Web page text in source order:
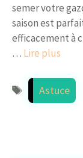
semer votre
saison est
efficacement à
… Lire plus
Étiquettes
Astuce